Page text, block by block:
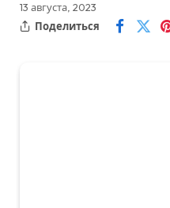
13 августа, 2023
Поделиться